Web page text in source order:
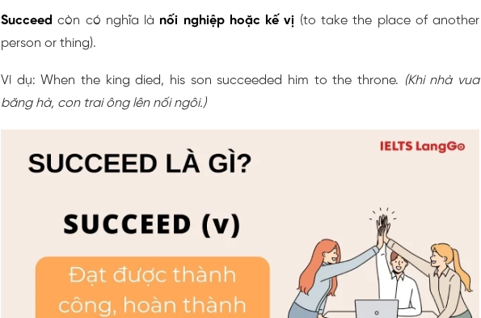
Succeedcòn có nghĩa là nối nghiệp hoặc kế vị (to take the place of another
person or thing).
Ví dụ: When the king died, his son succeeded him to the throne. (Khi nhà vua
băng hà, con trai ông lên nối ngôi.)